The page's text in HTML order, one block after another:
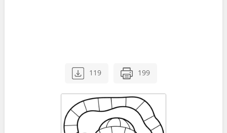
119 199